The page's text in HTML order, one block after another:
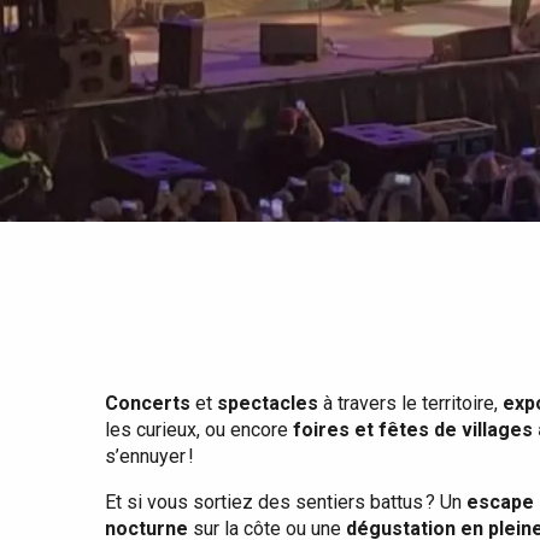
Tout l'agenda
Eté
Quand il pleut
Avec les enfants
Entre amis
Lieux branchés
Meilleurs brunch
Restaurants avec vue
Séjours en bord de
Séjours en train
Séjours à vélo
Concerts et spectacles à travers le territoire,
les curieux, ou encore foires et fêtes de villages
s’ennuyer !
Et si vous sortiez des sentiers battus ? Un escape
nocturne sur la côte ou une dégustation en